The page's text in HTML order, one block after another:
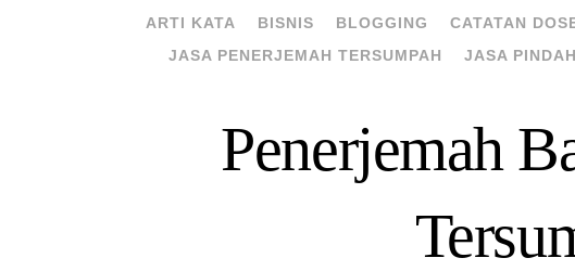
ARTI KATA BISNIS BLOGGING CATATAN
JASA PENERJEMAH TERSUMPAH
JASA
Penerjemah